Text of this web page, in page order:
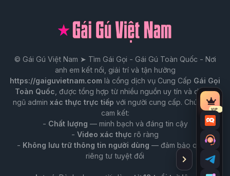
© Gái Gú Việt Nam ➤ Tìm Gái Gọi - Gái Gú Toàn Quốc - Nơi
anh em kết nối, giải trí và tận hưởng
https://gaiguvietnam.com là cổng dịch vụ Cung Cấp Gái Gọi
Toàn Quốc , được tổng hợp từ nhiều nguồn uy tín và do đội
ngũ admin xác thực trực tiếp với người cung cấp. Chúng tôi
cam kết:
- Chất lượng — minh bạch và đáng tin cậy
- Video xác thực rõ ràng
- Không lưu trữ thông tin người dùng — đảm bảo quyền
riêng tư tuyệt đối
VIP
Tài
VIP
Trò
Tư
Ẩn
thanh